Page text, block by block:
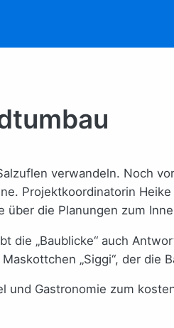
verwandeln. Noch
Projektkoordinatorin
die Planungen zum
„Baublicke“ auch
„Siggi“, der die
und Gastronomie zum